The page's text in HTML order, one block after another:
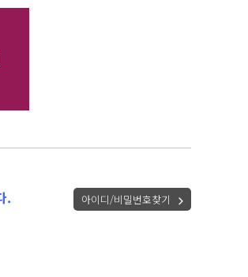
.
아이디/비밀번호찾기